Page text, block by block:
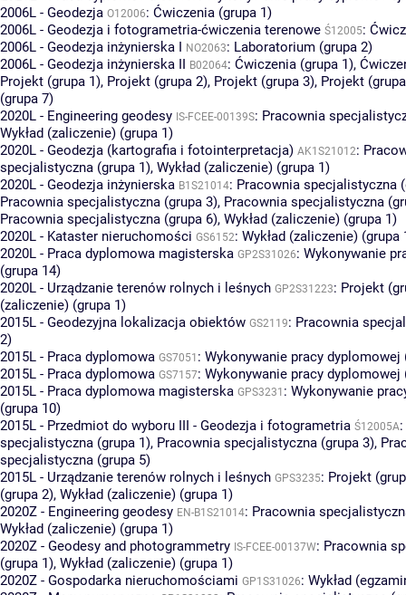
2006L - Geodezja O12006: Ćwiczenia (grupa 1)
2006L - Geodezja i fotogrametria-ćwiczenia terenowe Ś12005:
2006L - Geodezja inżynierska I NO2063: Laboratorium (grupa 2)
2006L - Geodezja inżynierska II B02064: Ćwiczenia (grupa 1),
Projekt (grupa 1), Projekt (grupa 2), Projekt (grupa 3), Projekt
(grupa 7)
2020L - Engineering geodesy IS-FCEE-00139S: Pracownia
Wykład (zaliczenie) (grupa 1)
2020L - Geodezja (kartografia i fotointerpretacja) AK1S21012:
specjalistyczna (grupa 1), Wykład (zaliczenie) (grupa 1)
2020L - Geodezja inżynierska B1S21014: Pracownia specjalistyczna
Pracownia specjalistyczna (grupa 3), Pracownia specjalistyczna
Pracownia specjalistyczna (grupa 6), Wykład (zaliczenie) (grupa 1)
2020L - Kataster nieruchomości GS6152: Wykład (zaliczenie) (grupa
2020L - Praca dyplomowa magisterska GP2S31026: Wykonywanie
(grupa 14)
2020L - Urządzanie terenów rolnych i leśnych GP2S31223: Projekt
(zaliczenie) (grupa 1)
2015L - Geodezyjna lokalizacja obiektów GS2119: Pracownia
2)
2015L - Praca dyplomowa GS7051 : Wykonywanie pracy dyplomowej
2015L - Praca dyplomowa GS7157: Wykonywanie pracy dyplomowej
2015L - Praca dyplomowa magisterska GPS3231 : Wykonywanie
(grupa 10)
2015L - Przedmiot do wyboru III - Geodezja i fotogrametria Ś12005A:
specjalistyczna (grupa 1), Pracownia specjalistyczna (grupa 3),
specjalistyczna (grupa 5)
2015L - Urządzanie terenów rolnych i leśnych GPS3235: Projekt
(grupa 2), Wykład (zaliczenie) (grupa 1)
2020Z - Engineering geodesy EN-B1S21014: Pracownia
Wykład (zaliczenie) (grupa 1)
2020Z - Geodesy and photogrammetry IS-FCEE-00137W: Pracownia
(grupa 1), Wykład (zaliczenie) (grupa 1)
2020Z - Gospodarka nieruchomościami GP1S31026: Wykład